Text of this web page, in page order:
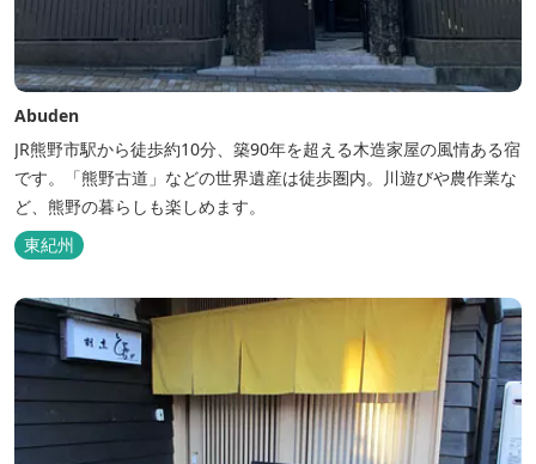
Abuden
JR熊野市駅から徒歩約10分、築90年を超える木造家屋の風情ある宿
です。「熊野古道」などの世界遺産は徒歩圏内。川遊びや農作業な
ど、熊野の暮らしも楽しめます。
東紀州